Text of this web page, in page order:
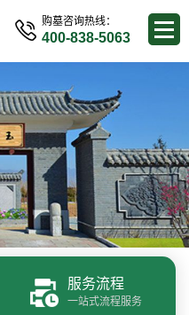
购墓咨询热线：
400-838-5063
服务流程
一站式流程服务